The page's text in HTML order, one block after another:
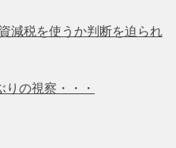
減税を使うか判断を迫られ
りの視察・・・